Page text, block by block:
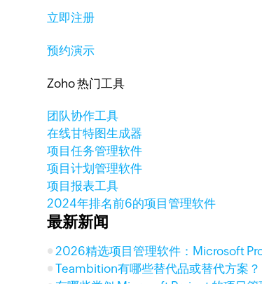
立即注册
预约演示
Zoho 热门工具
团队协作工具
在线甘特图生成器
项目任务管理软件
项目计划管理软件
项目报表工具
2024年排名前6的项目管理软件
最新新闻
2026精选项目管理软件：Microsoft
Teambition有哪些替代品或替代方案？